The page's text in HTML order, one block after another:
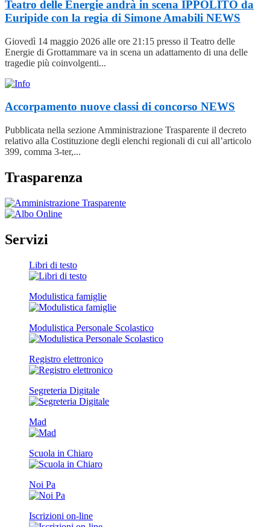
Teatro delle Energie andrà in scena IPPOLITO da
Euripide con la regia di Simone Amabili NEWS
Giovedì 14 maggio 2026 alle ore 21:15 presso il Teatro delle
Energie di Grottammare va in scena un adattamento di una delle
tragedie più coinvolgenti...
Accorpamento nuove classi di concorso NEWS
Pubblicata nella sezione Amministrazione Trasparente il decreto
relativo alla Costituzione degli elenchi regionali di cui all’articolo
399, comma 3-ter,...
Trasparenza
Servizi
Libri di testo
Modulistica famiglie
Modulistica Personale Scolastico
Registro elettronico
Segreteria Digitale
Mad
Scuola in Chiaro
Noi Pa
Iscrizioni on-line